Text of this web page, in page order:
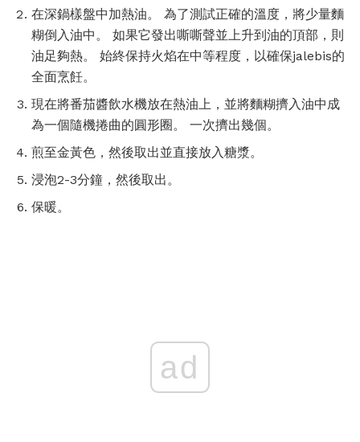
在深鍋樣盤中加熱油。 為了測試正確的溫度，將少量麵
糊倒入油中。 如果它發出嘶嘶聲並上升到油的頂部，則
油足夠熱。 始終保持火焰在中等程度，以確保jalebis的
全面烹飪。
現在將番茄醬飲水機放在熱油上，並將麵糊擠入油中成
為一個隨機捲曲的圓形圈。 一次擠出幾個。
煎至金黃色，然後取出並直接放入糖漿。
浸泡2-3分鐘，然後取出。
保暖。
ad